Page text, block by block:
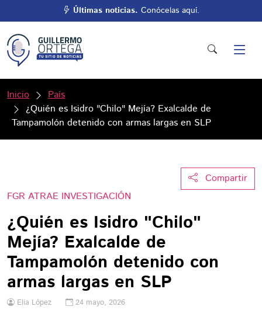
Últimas noticias. Conócelas aquí.
Inicio
País
¿Quién es Isidro "Chilo" Mejía? Exalcalde de
Tampamolón detenido con armas largas en SLP
Compartir
FGR ATRAE INVESTIGACIÓN
¿Quién es Isidro "Chilo"
Mejía? Exalcalde de
Tampamolón detenido con
armas largas en SLP
Elia López 24 mayo, 2026